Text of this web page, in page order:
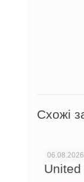
Схожі
06.08.2026